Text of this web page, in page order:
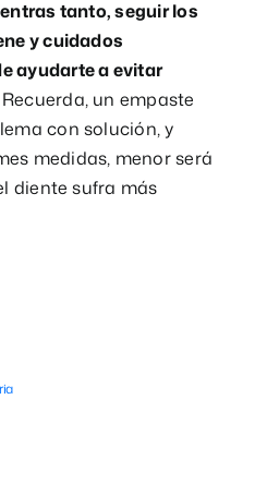
tanto, seguir los
y cuidados
ayudarte a evitar
Recuerda, un empaste
con solución, y
medidas, menor será
diente sufra más